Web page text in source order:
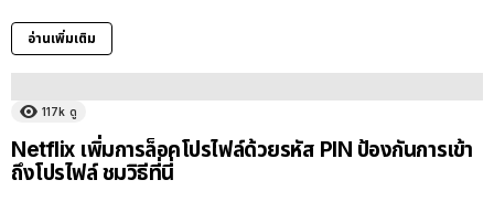
อ่านเพิ่มเติม
117k ดู
Netflix เพิ่มการล็อคโปรไฟล์ด้วยรหัส PIN ป้องกันการเข้า
ถึงโปรไฟล์ ชมวิธีที่นี่